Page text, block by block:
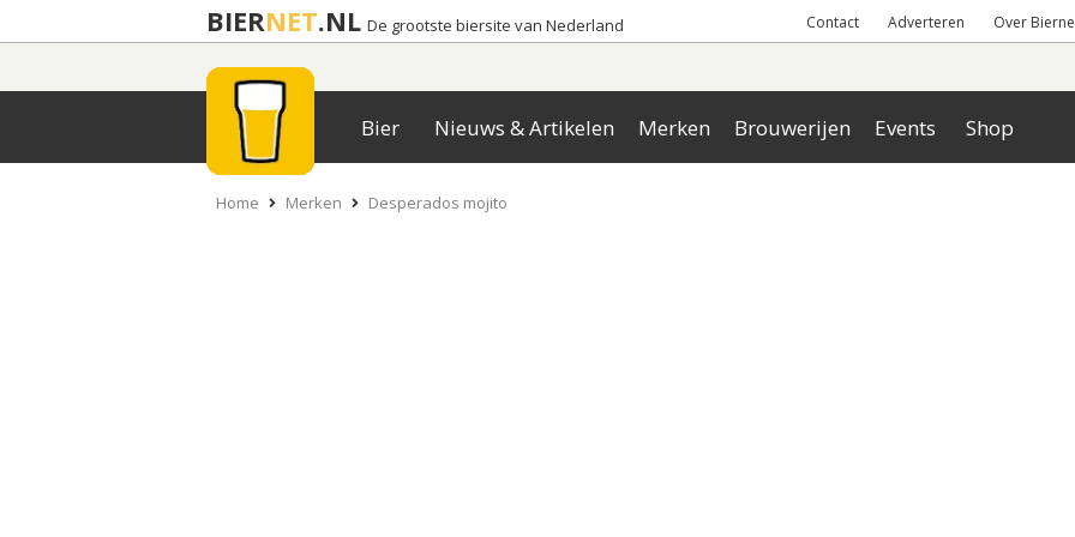
BIERNET.NL De grootste biersite van Nederland Contact Adverteren Over
Bier Nieuws & Artikelen Merken Brouwerijen Events Shop
Home Merken Desperados mojito